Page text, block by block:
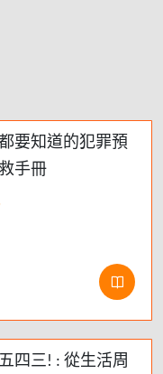
要知道的犯罪預
手冊
: 從生活周